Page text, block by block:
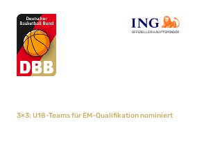
OFFIZIELLER HAUPTSPONSOR
3×3: U18-Teams für EM-Qualifikation nominiert